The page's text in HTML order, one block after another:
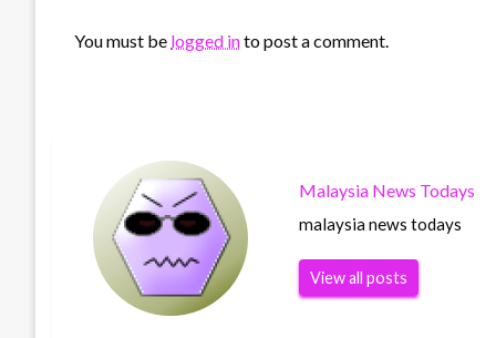
You must be logged into post a comment.
Malaysia News Todays
malaysia news todays
View all posts